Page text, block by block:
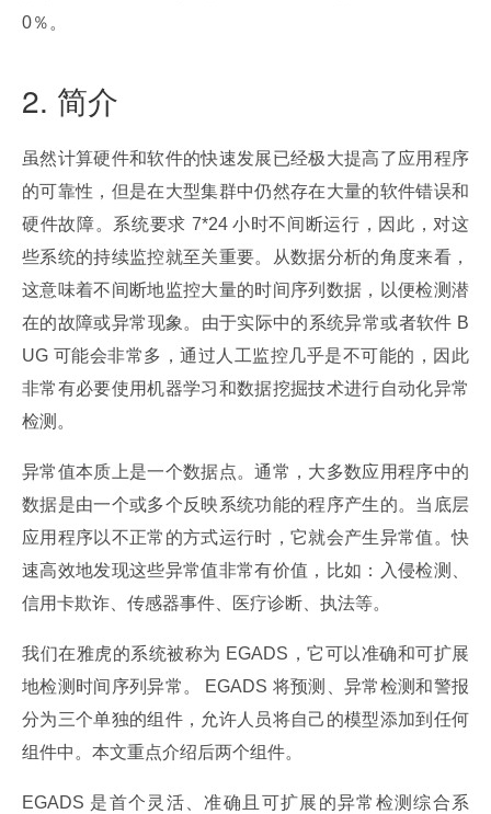
0％。
2. 简介
虽然计算硬件和软件的快速发展已经极大提高了应用程序
的可靠性，但是在大型集群中仍然存在大量的软件错误和
硬件故障。系统要求 7*24 小时不间断运行，因此，对这
些系统的持续监控就至关重要。从数据分析的角度来看，
这意味着不间断地监控大量的时间序列数据，以便检测潜
在的故障或异常现象。由于实际中的系统异常或者软件 B
UG 可能会非常多，通过人工监控几乎是不可能的，因此
非常有必要使用机器学习和数据挖掘技术进行自动化异常
检测。
异常值本质上是一个数据点。通常，大多数应用程序中的
数据是由一个或多个反映系统功能的程序产生的。当底层
应用程序以不正常的方式运行时，它就会产生异常值。快
速高效地发现这些异常值非常有价值，比如：入侵检测、
信用卡欺诈、传感器事件、医疗诊断、执法等。
我们在雅虎的系统被称为 EGADS，它可以准确和可扩展
地检测时间序列异常。 EGADS 将预测、异常检测和警报
分为三个单独的组件，允许人员将自己的模型添加到任何
组件中。本文重点介绍后两个组件。
EGADS 是首个灵活、准确且可扩展的异常检测综合系